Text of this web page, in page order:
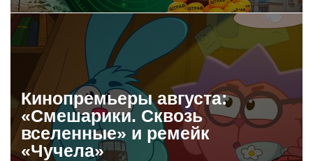
Кинопремьеры августа:
«Смешарики. Сквозь
вселенные» и ремейк
«Чучела»